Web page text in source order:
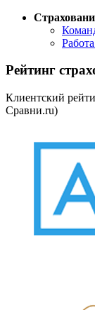
Рейтинг
Клиентский
Сравни.ru)